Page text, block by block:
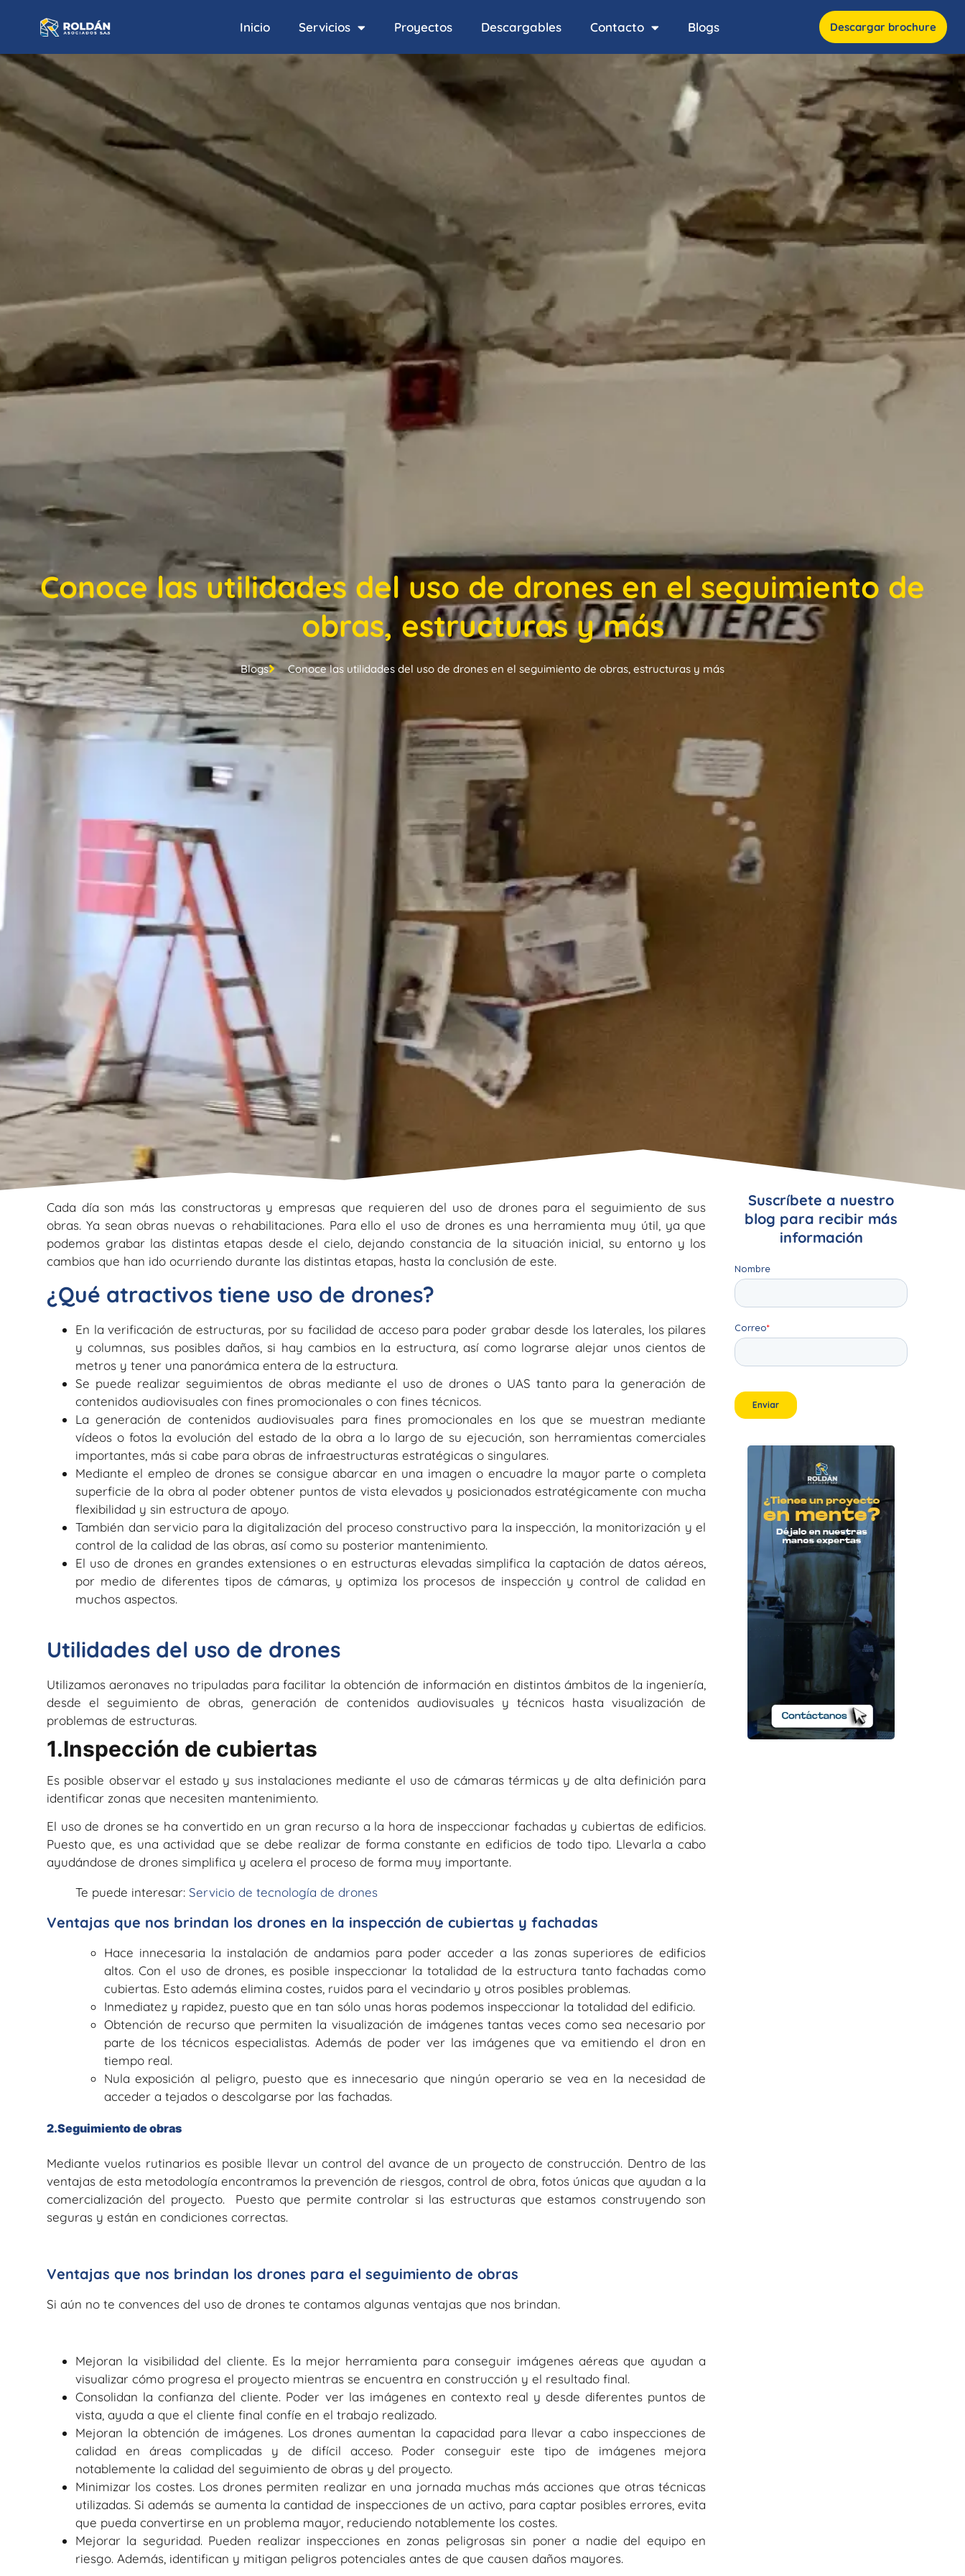
Inicio Servicios Proyectos Descargables Contacto Blogs Descargar brochure
Conoce las utilidades del uso de drones en el seguimiento de
obras, estructuras y más
Blogs Conoce las utilidades del uso de drones en el seguimiento de obras, estructuras y más
Cada día son más las constructoras y empresas que requieren del uso de drones para el seguimiento de sus
obras. Ya sean obras nuevas o rehabilitaciones. Para ello el uso de drones es una herramienta muy útil, ya que
podemos grabar las distintas etapas desde el cielo, dejando constancia de la situación inicial, su entorno y los
cambios que han ido ocurriendo durante las distintas etapas, hasta la conclusión de este.
¿Qué atractivos tiene uso de drones?
En la verificación de estructuras, por su facilidad de acceso para poder grabar desde los laterales, los pilares
y columnas, sus posibles daños, si hay cambios en la estructura, así como lograrse alejar unos cientos de
metros y tener una panorámica entera de la estructura.
Se puede realizar seguimientos de obras mediante el uso de drones o UAS tanto para la generación de
contenidos audiovisuales con fines promocionales o con fines técnicos.
La generación de contenidos audiovisuales para fines promocionales en los que se muestran mediante
vídeos o fotos la evolución del estado de la obra a lo largo de su ejecución, son herramientas comerciales
importantes, más si cabe para obras de infraestructuras estratégicas o singulares.
Mediante el empleo de drones se consigue abarcar en una imagen o encuadre la mayor parte o completa
superficie de la obra al poder obtener puntos de vista elevados y posicionados estratégicamente con mucha
flexibilidad y sin estructura de apoyo.
También dan servicio para la digitalización del proceso constructivo para la inspección, la monitorización y el
control de la calidad de las obras, así como su posterior mantenimiento.
El uso de drones en grandes extensiones o en estructuras elevadas simplifica la captación de datos aéreos,
por medio de diferentes tipos de cámaras, y optimiza los procesos de inspección y control de calidad en
muchos aspectos.
Utilidades del uso de drones
Utilizamos aeronaves no tripuladas para facilitar la obtención de información en distintos ámbitos de la ingeniería,
desde el seguimiento de obras, generación de contenidos audiovisuales y técnicos hasta visualización de
problemas de estructuras.
1.Inspección de cubiertas
Es posible observar el estado y sus instalaciones mediante el uso de cámaras térmicas y de alta definición para
identificar zonas que necesiten mantenimiento.
El uso de drones se ha convertido en un gran recurso a la hora de inspeccionar fachadas y cubiertas de edificios.
Puesto que, es una actividad que se debe realizar de forma constante en edificios de todo tipo. Llevarla a cabo
ayudándose de drones simplifica y acelera el proceso de forma muy importante.
Te puede interesar: Servicio de tecnología de drones
Ventajas que nos brindan los drones en la inspección de cubiertas y fachadas
Hace innecesaria la instalación de andamios para poder acceder a las zonas superiores de edificios
altos. Con el uso de drones, es posible inspeccionar la totalidad de la estructura tanto fachadas como
cubiertas. Esto además elimina costes, ruidos para el vecindario y otros posibles problemas.
Inmediatez y rapidez, puesto que en tan sólo unas horas podemos inspeccionar la totalidad del edificio.
Obtención de recurso que permiten la visualización de imágenes tantas veces como sea necesario por
parte de los técnicos especialistas. Además de poder ver las imágenes que va emitiendo el dron en
tiempo real.
Nula exposición al peligro, puesto que es innecesario que ningún operario se vea en la necesidad de
acceder a tejados o descolgarse por las fachadas.
2.Seguimiento de obras
Mediante vuelos rutinarios es posible llevar un control del avance de un proyecto de construcción. Dentro de las
ventajas de esta metodología encontramos la prevención de riesgos, control de obra, fotos únicas que ayudan a la
comercialización del proyecto. Puesto que permite controlar si las estructuras que estamos construyendo son
seguras y están en condiciones correctas.
Ventajas que nos brindan los drones para el seguimiento de obras
Si aún no te convences del uso de drones te contamos algunas ventajas que nos brindan.
Mejoran la visibilidad del cliente. Es la mejor herramienta para conseguir imágenes aéreas que ayudan a
visualizar cómo progresa el proyecto mientras se encuentra en construcción y el resultado final.
Consolidan la confianza del cliente. Poder ver las imágenes en contexto real y desde diferentes puntos de
vista, ayuda a que el cliente final confíe en el trabajo realizado.
Mejoran la obtención de imágenes. Los drones aumentan la capacidad para llevar a cabo inspecciones de
calidad en áreas complicadas y de difícil acceso. Poder conseguir este tipo de imágenes mejora
notablemente la calidad del seguimiento de obras y del proyecto.
Minimizar los costes. Los drones permiten realizar en una jornada muchas más acciones que otras técnicas
utilizadas. Si además se aumenta la cantidad de inspecciones de un activo, para captar posibles errores, evita
que pueda convertirse en un problema mayor, reduciendo notablemente los costes.
Mejorar la seguridad. Pueden realizar inspecciones en zonas peligrosas sin poner a nadie del equipo en
riesgo. Además, identifican y mitigan peligros potenciales antes de que causen daños mayores.
Suscríbete a nuestro
blog para recibir más
información